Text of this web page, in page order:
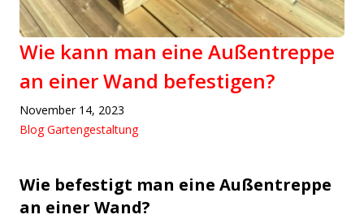
Wie kann man eine Außentreppe
an einer Wand befestigen?
November 14, 2023
Blog Gartengestaltung
Wie befestigt man eine Außentreppe
an einer Wand?